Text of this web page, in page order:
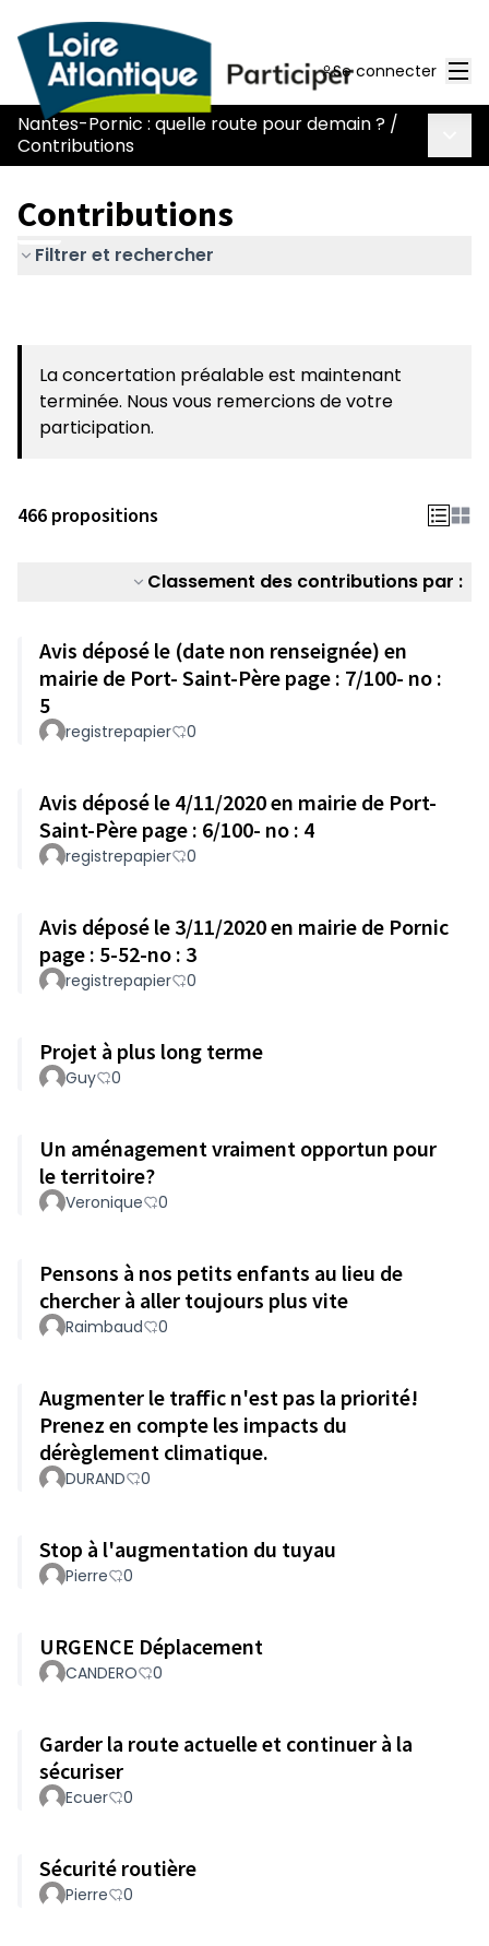
Se connecter
Nantes-Pornic : quelle route pour demain ? /
Contributions
Contributions
Filtrer et rechercher
La concertation préalable est maintenant
terminée. Nous vous remercions de votre
participation.
466 propositions
Classement des contributions par :
Avis déposé le (date non renseignée) en
mairie de Port- Saint-Père page : 7/100- no :
5
registrepapier 0
Avis déposé le 4/11/2020 en mairie de Port-
Saint-Père page : 6/100- no : 4
registrepapier 0
Avis déposé le 3/11/2020 en mairie de Pornic
page : 5-52-no : 3
registrepapier 0
Projet à plus long terme
Guy 0
Un aménagement vraiment opportun pour
le territoire?
Veronique 0
Pensons à nos petits enfants au lieu de
chercher à aller toujours plus vite
Raimbaud 0
Augmenter le traffic n'est pas la priorité!
Prenez en compte les impacts du
dérèglement climatique.
DURAND 0
Stop à l'augmentation du tuyau
Pierre 0
URGENCE Déplacement
CANDERO 0
Garder la route actuelle et continuer à la
sécuriser
Ecuer 0
Sécurité routière
Pierre 0